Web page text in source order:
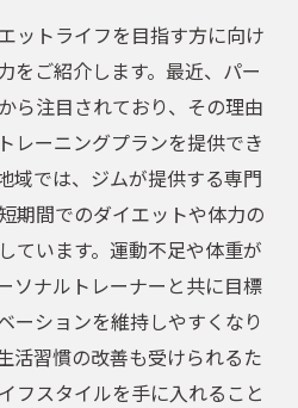
ットライフを目指す方に向け
をご紹介します。最近、パー
ら注目されており、その理由
レーニングプランを提供でき
域では、ジムが提供する専門
期間でのダイエットや体力の
ています。運動不足や体重が
ソナルトレーナーと共に目標
ーションを維持しやすくなり
活習慣の改善も受けられるた
フスタイルを手に入れること